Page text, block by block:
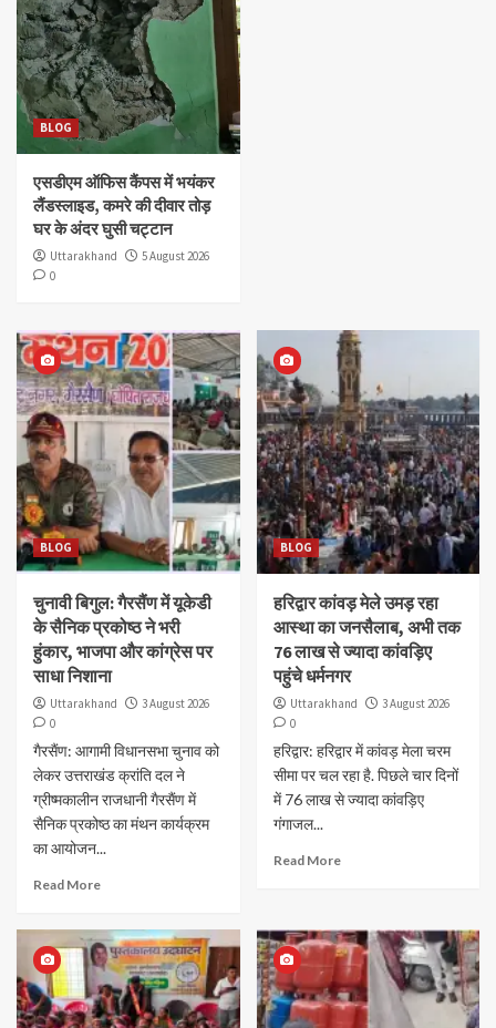
BLOG
एसडीएम ऑफिस कैंपस में भयंकर
लैंडस्लाइड, कमरे की दीवार तोड़
घर के अंदर घुसी चट्टान
Uttarakhand
5 August 2026
0
BLOG
चुनावी बिगुल: गैरसैंण में यूकेडी
के सैनिक प्रकोष्ठ ने भरी
हुंकार, भाजपा और कांग्रेस पर
साधा निशाना
Uttarakhand
3 August 2026
0
गैरसैंण: आगामी विधानसभा चुनाव को
लेकर उत्तराखंड क्रांति दल ने
ग्रीष्मकालीन राजधानी गैरसैंण में
सैनिक प्रकोष्ठ का मंथन कार्यक्रम
का आयोजन...
Read More
BLOG
हरिद्वार कांवड़ मेले उमड़ रहा
आस्था का जनसैलाब, अभी तक
76 लाख से ज्यादा कांवड़िए
पहुंचे धर्मनगर
Uttarakhand
3 August 2026
0
हरिद्वार: हरिद्वार में कांवड़ मेला चरम
सीमा पर चल रहा है. पिछले चार दिनों
में 76 लाख से ज्यादा कांवड़िए
गंगाजल...
Read More